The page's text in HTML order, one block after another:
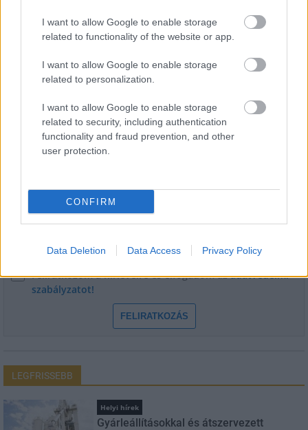
I want to allow Google to enable storage
related to functionality of the website or app.
I want to allow Google to enable storage
related to personalization.
I want to allow Google to enable storage
related to security, including authentication
functionality and fraud prevention, and other
user protection.
CONFIRM
Data Deletion Data Access Privacy Policy
Transzparencia és hatékonyság
Feliratkozom a hírlevélre és elfogadom azadatvédelmi
szabályzatot!
FELIRATKOZÁS
LEGFRISSEBB
Helyi hírek
Gyárleállításokkal és átszervezett